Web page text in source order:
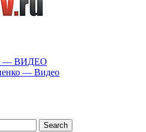
— ВИДЕО
— Видео
Search